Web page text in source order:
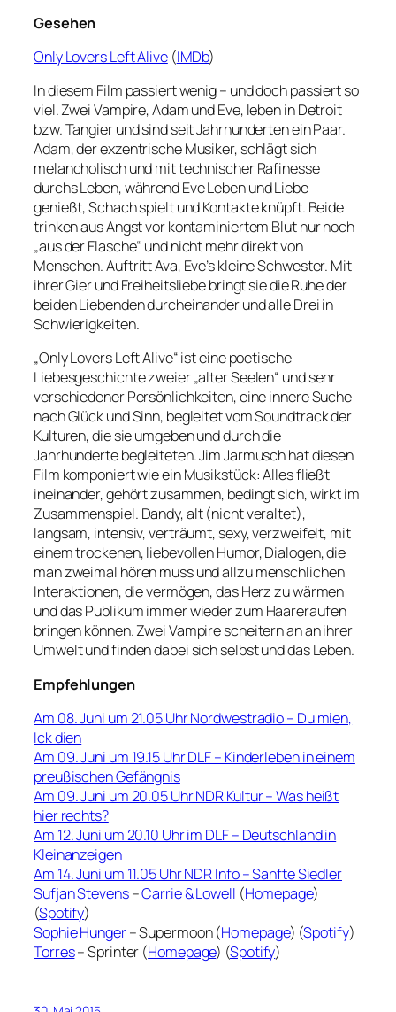
Gesehen
Only Lovers Left Alive(IMDb)
In diesem Film passiert wenig – und doch passiert so
viel. Zwei Vampire, Adam und Eve, leben in Detroit
bzw. Tangier und sind seit Jahrhunderten ein Paar.
Adam, der exzentrische Musiker, schlägt sich
melancholisch und mit technischer Rafinesse
durchs Leben, während Eve Leben und Liebe
genießt, Schach spielt und Kontakte knüpft. Beide
trinken aus Angst vor kontaminiertem Blut nur noch
„aus der Flasche“ und nicht mehr direkt von
Menschen. Auftritt Ava, Eve’s kleine Schwester. Mit
ihrer Gier und Freiheitsliebe bringt sie die Ruhe der
beiden Liebenden durcheinander und alle Drei in
Schwierigkeiten.
„Only Lovers Left Alive“ ist eine poetische
Liebesgeschichte zweier „alter Seelen“ und sehr
verschiedener Persönlichkeiten, eine innere Suche
nach Glück und Sinn, begleitet vom Soundtrack der
Kulturen, die sie umgeben und durch die
Jahrhunderte begleiteten. Jim Jarmusch hat diesen
Film komponiert wie ein Musikstück: Alles fließt
ineinander, gehört zusammen, bedingt sich, wirkt im
Zusammenspiel. Dandy, alt (nicht veraltet),
langsam, intensiv, verträumt, sexy, verzweifelt, mit
einem trockenen, liebevollen Humor, Dialogen, die
man zweimal hören muss und allzu menschlichen
Interaktionen, die vermögen, das Herz zu wärmen
und das Publikum immer wieder zum Haareraufen
bringen können. Zwei Vampire scheitern an an ihrer
Umwelt und finden dabei sich selbst und das Leben.
Empfehlungen
Am 08. Juni um 21.05 Uhr Nordwestradio – Du mien,
Ick dien
Am 09. Juni um 19.15 Uhr DLF – Kinderleben in einem
preußischen Gefängnis
Am 09. Juni um 20.05 Uhr NDR Kultur – Was heißt
hier rechts?
Am 12. Juni um 20.10 Uhr im DLF – Deutschland in
Kleinanzeigen
Am 14. Juni um 11.05 Uhr NDR Info – Sanfte Siedler
Sufjan Stevens–Carrie & Lowell (Homepage)
(Spotify)
Sophie Hunger– Supermoon (Homepage) (Spotify)
Torres– Sprinter (Homepage) (Spotify)